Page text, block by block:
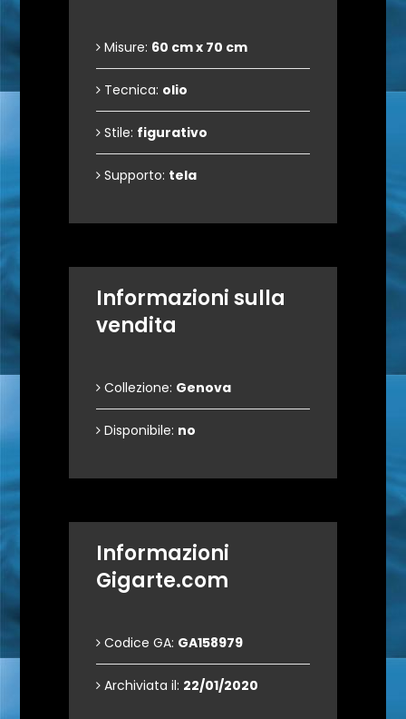
Misure: 60 cm x 70 cm
Tecnica: olio
Stile: figurativo
Supporto: tela
Informazioni sulla
vendita
Collezione: Genova
Disponibile: no
Informazioni
Gigarte.com
Codice GA: GA158979
Archiviata il: 22/01/2020